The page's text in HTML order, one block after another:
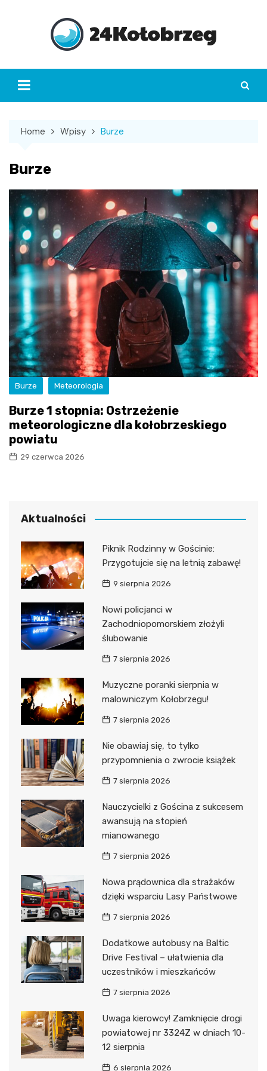
Home Wpisy Burze
Burze
Burze Meteorologia
Burze 1 stopnia: Ostrzeżenie
meteorologiczne dla kołobrzeskiego
powiatu
29 czerwca 2026
Aktualności
Piknik Rodzinny w Gościnie:
Przygotujcie się na letnią zabawę!
9 sierpnia 2026
Nowi policjanci w
Zachodniopomorskiem złożyli
ślubowanie
7 sierpnia 2026
Muzyczne poranki sierpnia w
malowniczym Kołobrzegu!
7 sierpnia 2026
Nie obawiaj się, to tylko
przypomnienia o zwrocie książek
7 sierpnia 2026
Nauczycielki z Gościna z sukcesem
awansują na stopień
mianowanego
7 sierpnia 2026
Nowa prądownica dla strażaków
dzięki wsparciu Lasy Państwowe
7 sierpnia 2026
Dodatkowe autobusy na Baltic
Drive Festival – ułatwienia dla
uczestników i mieszkańców
7 sierpnia 2026
Uwaga kierowcy! Zamknięcie drogi
powiatowej nr 3324Z w dniach 10-
12 sierpnia
6 sierpnia 2026